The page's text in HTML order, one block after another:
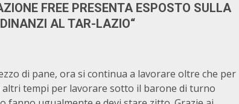
FREE PRESENTA ESPOSTO SULLA
AL TAR-LAZIO“
di pane, ora si continua a lavorare oltre che per
altri tempi per lavorare sotto il barone di turno